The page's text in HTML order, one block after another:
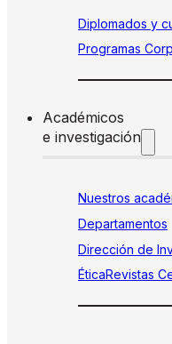
Diplomados y
Programas
Académicos
e investigación
Nuestros
Departamentos
Dirección de
ÉticaRevistas